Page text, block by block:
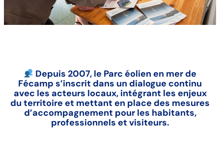
Depuis 2007, le Parc éolien en mer de
Fécamp s’inscrit dans un dialogue continu
avec les acteurs locaux, intégrant les enjeux
du territoire et mettant en place des mesures
d’accompagnement pour les habitants,
professionnels et visiteurs.